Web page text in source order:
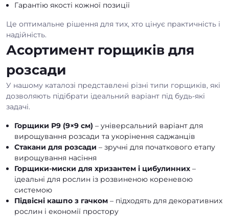
Гарантію якості кожної позиції
Це оптимальне рішення для тих, хто цінує практичність і
надійність.
Асортимент горщиків для
розсади
У нашому каталозі представлені різні типи горщиків, які
дозволяють підібрати ідеальний варіант під будь-які
задачі.
Горщики Р9 (9×9 см) – універсальний варіант для
вирощування розсади та укорінення саджанців
Стакани для розсади – зручні для початкового етапу
вирощування насіння
Горщики-миски для хризантем і цибулинних –
ідеальні для рослин із розвиненою кореневою
системою
Підвісні кашпо з гачком – підходять для декоративних
рослин і економії простору